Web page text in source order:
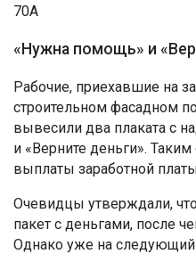
70А
«Нужна помощь» и
Рабочие, приехавшие на
строительном фасадном
вывесили два плаката с
и «Верните деньги».
выплаты заработной
Очевидцы утверждали,
пакет с деньгами, после
Однако уже на следующий